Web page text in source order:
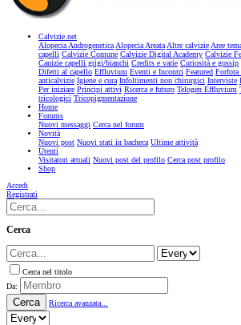
Calvizie.net
Alopecia AndrogeneticaAlopecia AreataAltre calvizieAree
capelli Calvizie Comune Calvizie Digital Academy Calvizie
Canizie capelli grigi/bianchi Credits e varie Curiosità e gossip
Difetti al capello Effluvium Eventi e Incontri Featured Forfora
anticalvizie Igiene e cura Infoltimenti non chirurgici Interviste
Per iniziare Principi attivi Ricerca e futuro Telogen Effluvium
tricologici Tricopigmentazione
Home
Forums
Nuovi messaggi Cerca nel forum
Novità
Nuovi post Nuovi stati in bacheca Ultime attività
Utenti
Visitatori attuali Nuovi post del profilo Cerca post profilo
Shop
Accedi
Registrati
Cerca
Cerca nel titolo
Da:
Cerca Ricerca avanzata...